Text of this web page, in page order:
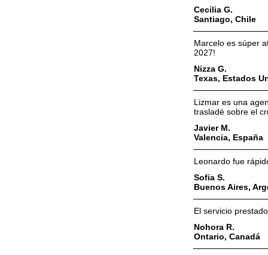
Cecilia G.
Santiago, Chile
Marcelo es súper
2027!
Nizza G.
Texas, Estados
Lizmar es una
trasladé sobre el
Javier M.
Valencia, España
Leonardo fue
Sofia S.
Buenos Aires,
El servicio
Nohora R.
Ontario, Canadá